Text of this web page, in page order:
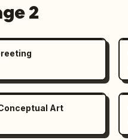
2
Art